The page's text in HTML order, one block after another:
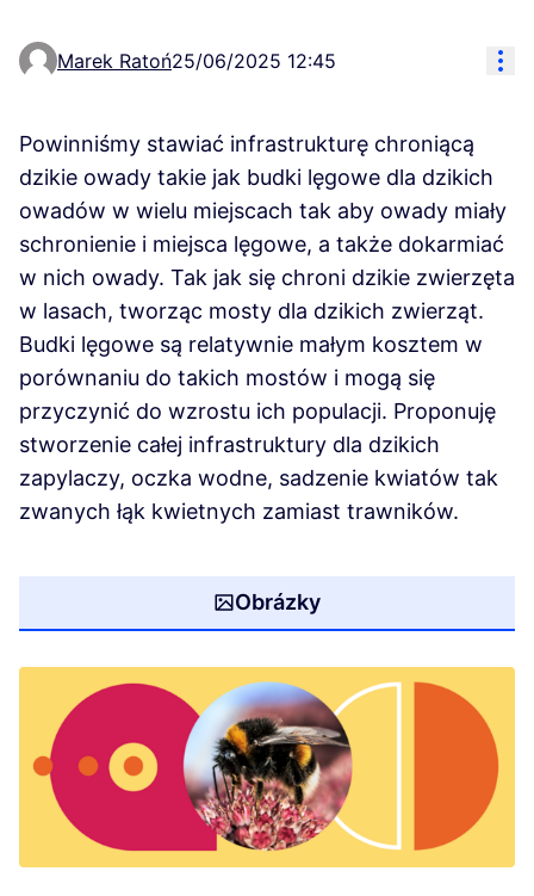
Marek Ratoń25/06/2025 12:45
Powinniśmy stawiać infrastrukturę chroniącą
dzikie owady takie jak budki lęgowe dla dzikich
owadów w wielu miejscach tak aby owady miały
schronienie i miejsca lęgowe, a także dokarmiać
w nich owady. Tak jak się chroni dzikie zwierzęta
w lasach, tworząc mosty dla dzikich zwierząt.
Budki lęgowe są relatywnie małym kosztem w
porównaniu do takich mostów i mogą się
przyczynić do wzrostu ich populacji. Proponuję
stworzenie całej infrastruktury dla dzikich
zapylaczy, oczka wodne, sadzenie kwiatów tak
zwanych łąk kwietnych zamiast trawników.
Obrázky